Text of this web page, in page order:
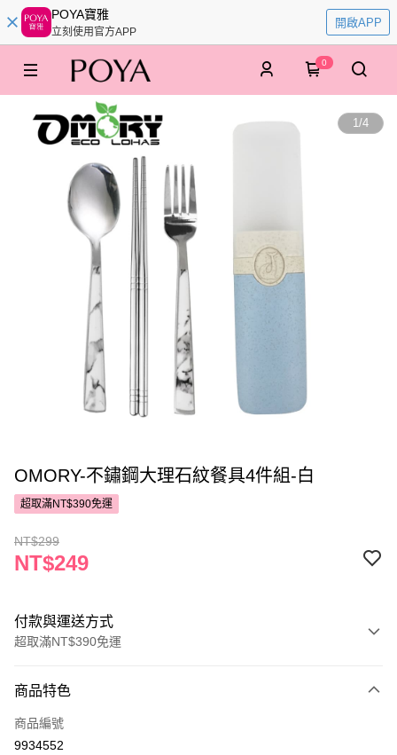
POYA寶雅
立刻使用官方APP
開啟APP
0
1/4
OMORY-不鏽鋼大理石紋餐具4件組-白
超取滿NT$390免運
NT$299
NT$249
付款與運送方式
超取滿NT$390免運
POYA支付
信用卡一次付款
商品特色
商品編號
9934552